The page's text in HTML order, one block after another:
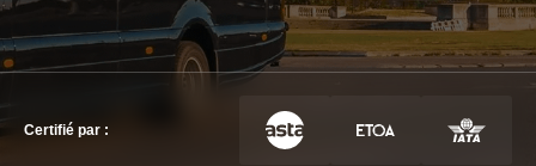
CONTACTEZ-NOUS
CONTACTEZ-NOUS
Certifié par :